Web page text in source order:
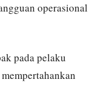
operasional
pada pelaku